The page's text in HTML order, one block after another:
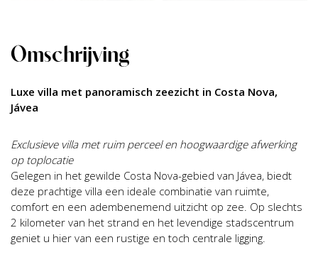
Omschrijving
Luxe villa met panoramisch zeezicht in Costa Nova,
Jávea
Exclusieve villa met ruim perceel en hoogwaardige afwerking
op toplocatie
Gelegen in het gewilde Costa Nova-gebied van Jávea, biedt
deze prachtige villa een ideale combinatie van ruimte,
comfort en een adembenemend uitzicht op zee. Op slechts
2 kilometer van het strand en het levendige stadscentrum
geniet u hier van een rustige en toch centrale ligging.